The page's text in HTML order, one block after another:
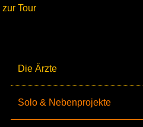
Die Ärzte
Solo & Nebenprojekte
zur Tour